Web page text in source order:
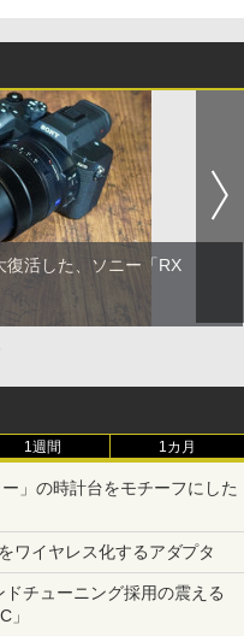
活した、ソニー「RX
1週間 1カ月
」の時計台をモチーフにした
ワイヤレス化するアダプタ
チューニング採用の震える